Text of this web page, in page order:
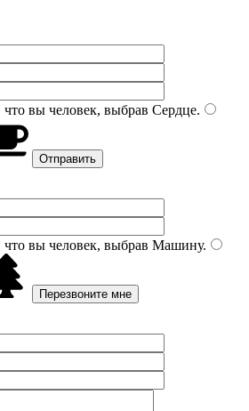
вы человек, выбрав Сердце.
вы человек, выбрав Машину.